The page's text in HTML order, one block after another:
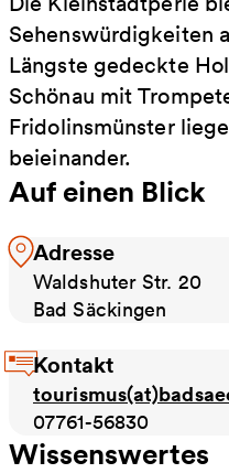
Sehenswürdigkeiten
Längste gedeckte
Schönau mit
Fridolinsmünster
beieinander.
Auf einen Blick
Adresse
Waldshuter Str. 20
Bad Säckingen
Kontakt
07761-56830
Wissenswertes